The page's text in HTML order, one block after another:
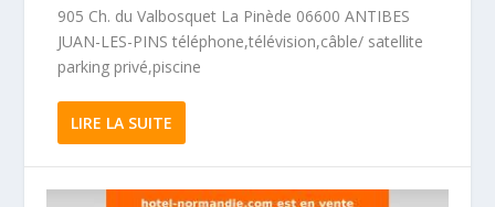
905 Ch. du Valbosquet La Pinède 06600 ANTIBES
JUAN-LES-PINS téléphone,télévision,câble/ satellite
parking privé,piscine
LIRE LA SUITE